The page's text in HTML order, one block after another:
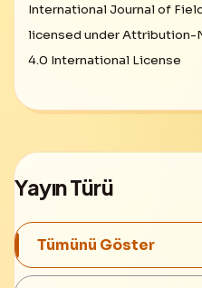
International Journal of
licensed under Attribution-
4.0 International License
Yayın Türü
Tümünü Göster